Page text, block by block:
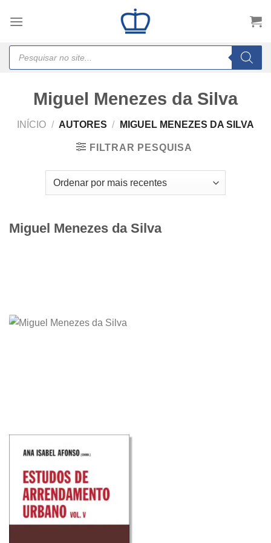
Products
search
Miguel Menezes da Silva
INÍCIO / AUTORES / MIGUEL MENEZES DA SILVA
FILTRAR PESQUISA
Miguel Menezes da Silva